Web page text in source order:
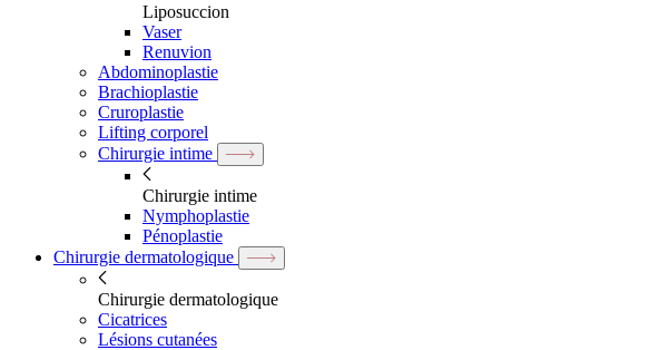
Liposuccion
Vaser
Renuvion
Abdominoplastie
Brachioplastie
Cruroplastie
Lifting corporel
Chirurgie intime
Chirurgie intime
Nymphoplastie
Pénoplastie
Chirurgie dermatologique
Chirurgie dermatologique
Cicatrices
Lésions cutanées